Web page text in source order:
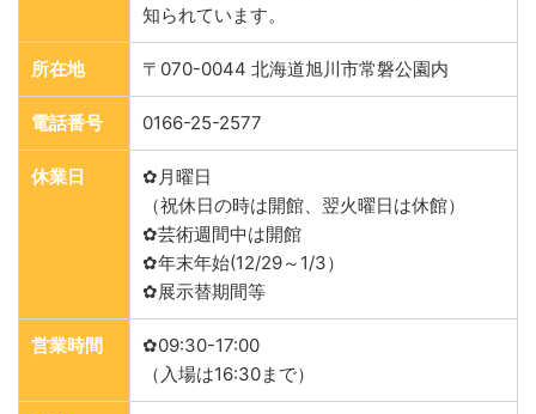
知られています。
所在地 〒070-0044 北海道旭川市常磐公園内
電話番号 0166-25-2577
休業日
✿月曜日
（祝休日の時は開館、翌火曜日は休館）
✿芸術週間中は開館
✿年末年始(12/29～1/3）
✿展示替期間等
営業時間
✿09:30-17:00
（入場は16:30まで）